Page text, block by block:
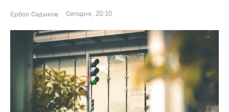
Ербол Садыков Сегодня, 20:10